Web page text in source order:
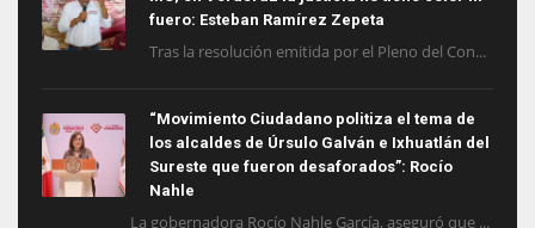
fuero: Esteban Ramírez Zepeta
Tras la resolución emitida por el Pleno del Con...
“Movimiento Ciudadano politiza el tema de
los alcaldes de Úrsulo Galván e Ixhuatlán del
Sureste que fueron desaforados”: Rocío
Nahle
La gobernadora Rocío Nahle García, aseguró que ...